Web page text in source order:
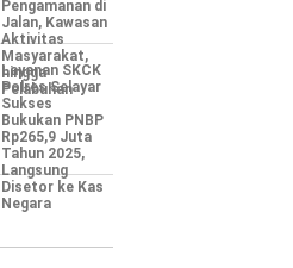
Pengamanan di
Jalan, Kawasan
Aktivitas
Masyarakat,
hingga
Pelabuhan
Layanan SKCK
Polres Selayar
Sukses
Bukukan PNBP
Rp265,9 Juta
Tahun 2025,
Langsung
Disetor ke Kas
Negara